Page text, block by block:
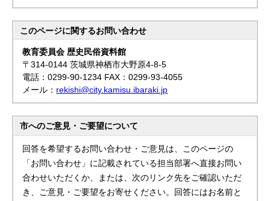
このページに関するお問い合わせ
教育委員会 歴史民俗資料館
〒314-0144 茨城県神栖市大野原4-8-5
電話：0299-90-1234 FAX：0299-93-4055
メール： rekishi@city.kamisu.ibaraki.jp
市へのご意見・ご要望について
回答を希望するお問い合わせ・ご意見は、このページの
「お問い合わせ」に記載されている担当部署へ直接お問い
合わせいただくか、または、次のリンク先をご確認いただ
き、ご意見・ご要望をお寄せください。回答にはお名前と